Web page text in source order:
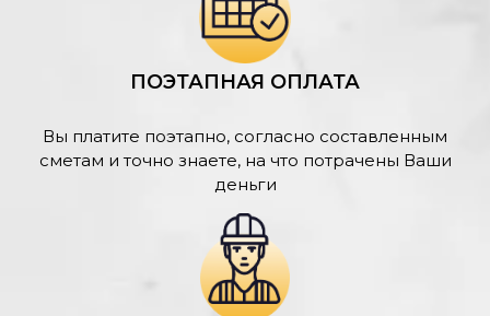
ПОЭТАПНАЯ ОПЛАТА
Вы платите поэтапно, согласно составленным
сметам и точно знаете, на что потрачены Ваши
деньги